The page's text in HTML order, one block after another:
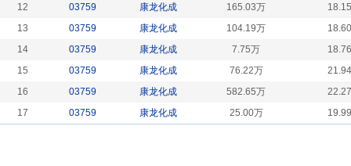
12
03759 康龙化成 165.03万
13
03759 康龙化成 104.19万
14
03759 康龙化成 7.75万
15
03759 康龙化成 76.22万
16
03759 康龙化成 582.65万
17
03759 康龙化成 25.00万